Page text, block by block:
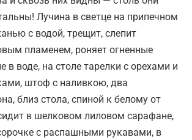
Лучина в светце на припечном
с водой, трещит, слепит
пламенем, роняет огненные
в воде, на столе тарелки с орехами и
штоф с наливкою, два
близ стола, спиной к белому от
в шелковом лиловом сарафане,
с распашными рукавами, в